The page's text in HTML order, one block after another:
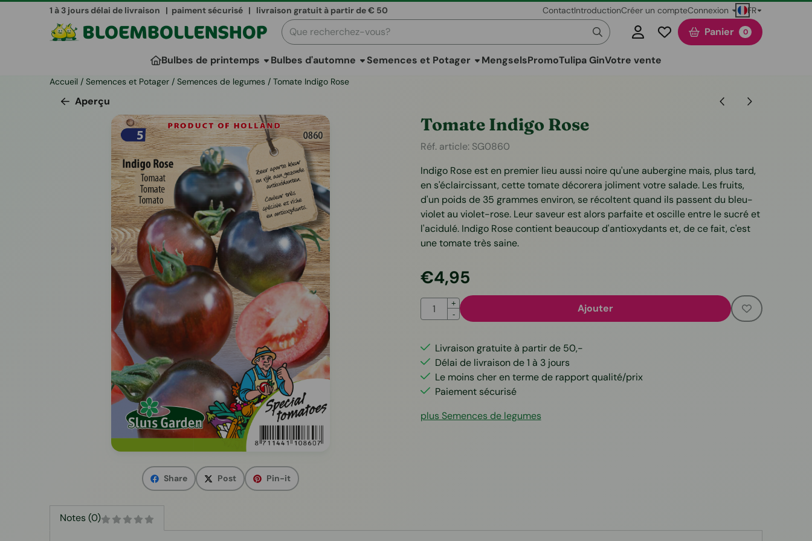
Les préférences de cookies sont actuellement fermées.
1 à 3 jours délai de livraison | paiment sécurisé | livraison gratuit à partir de € 50 ContactIntroductionCréer un compteConnexion FR
Rechercher Panier 0
Bulbes de printemps Bulbes d'automne Semences et Potager MengselsPromoTulipa GinVotre vente
Accueil / Semences et Potager / Semences de legumes / Tomate Indigo Rose
Aperçu
Share Post Pin-it
Tomate Indigo Rose
Réf. article: SG0860
Indigo Rose est en premier lieu aussi noire qu'une aubergine mais, plus tard,
en s'éclaircissant, cette tomate décorera joliment votre salade. Les fruits,
d'un poids de 35 grammes environ, se récoltent quand ils passent du bleu-
violet au violet-rose. Leur saveur est alors parfaite et oscille entre le sucré et
l'acidulé. Indigo Rose contient beaucoup d'antioxydants et, de ce fait, c'est
une tomate très saine.
€4,95
Quantité
+
-
Ajouter
Livraison gratuite à partir de 50,-
Délai de livraison de 1 à 3 jours
Le moins cher en terme de rapport qualité/prix
Paiement sécurisé
plus Semences de legumes
Notes (0)